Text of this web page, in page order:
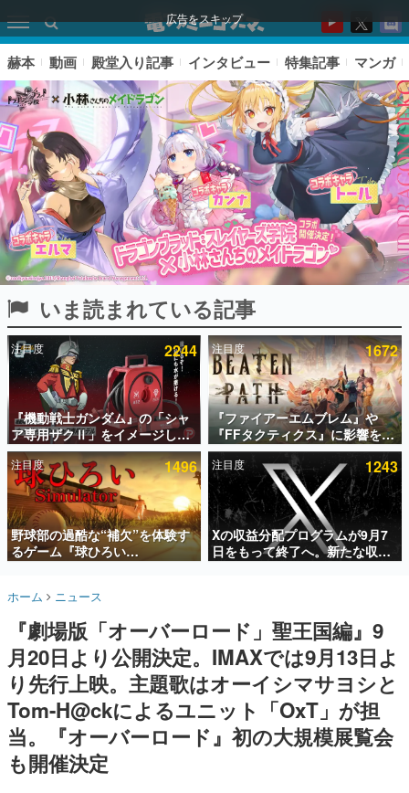
広告をスキップ
ピックアップ
電ファミのいま読まれている記事ランキング
アプリセール情報
インタビュー
連載・特集一覧
殿堂入り記事
SNS拡散数が数千以上！ ページビュー数万以上！ などな
ど。多くの人々に読まれた、電ファミ渾身の“殿堂入り”記
事をまとめました。
名作ゲームクリエイターの方々に製作時のエピソードをお
きます。
赫本
この物語を解いてはいけない。『赫本』は、〈試験問題〉
の形をした短編ホラー小説集です。
新世代に訊く
これからのデジタルゲーム市場を担う若きクリエイター達
の姿を追い、彼らのルーツと情熱を探っていきます。
赫本 動画 殿堂入り記事 インタビュー 特集記事 マンガ
いま読まれている記事
注目度 2244
『機動戦士ガンダム』の「シャ
ア専用ザクⅡ」をイメージした
散水ホースリールが予約開始。
本体にはシャアのパーソナルマ
ークやジオン公国軍のエンブレ
ム、型式番号などを配置
注目度 1672
『ファイアーエムブレム』や
『FFタクティクス』に影響を受
けた新作戦略RPG『Beaten
Path』2027年に発売へ。
PC（Steam）、PS5、Xbox、
Switch向けにリリース予定
注目度 1496
野球部の過酷な“補欠”を体験す
るゲーム『球ひろい
Simulator』が「1件」のウィッ
対応しSNSで話題に。『キング
プロ野球選手から称賛の声
注目度 1243
Xの収益分配プログラムが9月7
日をもって終了へ。新たな収益
化制度「Original Content
ホーム ニュース
『劇場版「オーバーロード」聖王国編』9
月20日より公開決定。IMAXでは9月13日よ
り先行上映。主題歌はオーイシマサヨシと
Tom-H@ckによるユニット「OxT」が担
当。『オーバーロード』初の大規模展覧会
も開催決定